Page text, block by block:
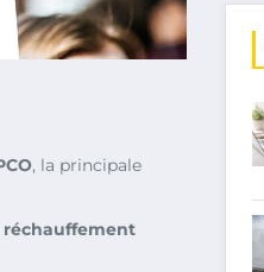
, la principale
réchauffement